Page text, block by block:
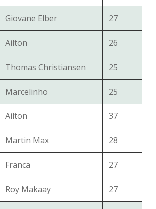
Giovane Elber 27
Ailton 26
Thomas Christiansen 25
Marcelinho 25
Ailton 37
Martin Max 28
Franca 27
Roy Makaay 27